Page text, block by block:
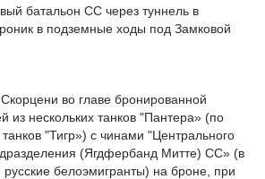
батальон СС через туннель в
в подземные ходы под Замковой
во главе бронированной
из нескольких танков "Пантера» (по
"Тигр») с чинами "Центрального
(Ягдфербанд Митте) СС» (в
белоэмигранты) на броне, при